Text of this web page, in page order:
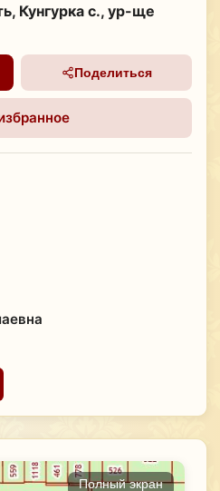
Полный экран
Кунгурка с., ур-ще
Поделиться